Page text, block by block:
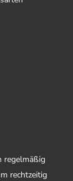
regelmäßig
rechtzeitig